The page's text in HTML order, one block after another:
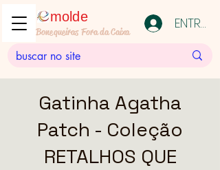
molde
Bonequeiras Fora da Caixa ENTRAR
Gatinha Agatha
Patch - Coleção
RETALHOS QUE